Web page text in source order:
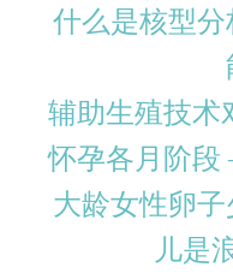
什么是核型
辅助生殖技术
怀孕各月阶段
大龄女性卵
儿是